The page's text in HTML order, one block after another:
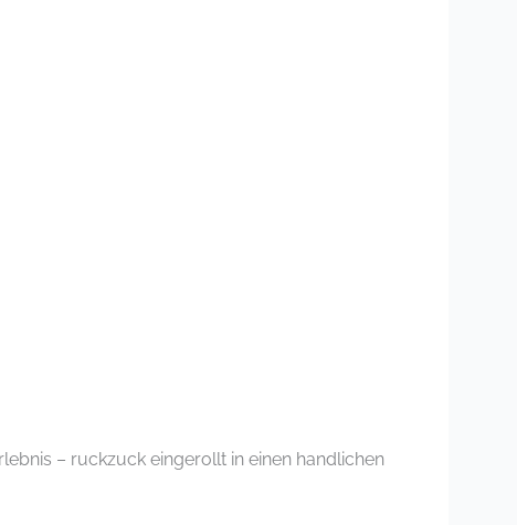
– ruckzuck eingerollt in einen handlichen